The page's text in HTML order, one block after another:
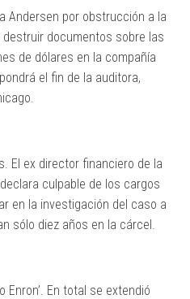
Andersen por obstrucción a la
destruir documentos sobre las
de dólares en la compañía
el fin de la auditora,
El ex director financiero de la
culpable de los cargos
en la investigación del caso a
sólo diez años en la cárcel.
Enron’. En total se extendió